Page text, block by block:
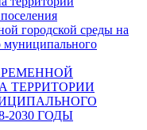
городской среды на
муниципального
ТЕРРИТОРИИ
2030 ГОДЫ